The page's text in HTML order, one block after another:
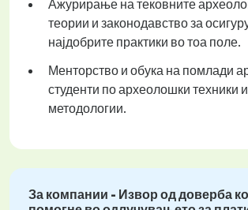
Ажурирање на тековните
теории и законодавство за
најдобрите практики во тоа поле.
Менторство и обука на помлади
студенти по археолошки техники и
методологии.
За компании - Извор од доверба